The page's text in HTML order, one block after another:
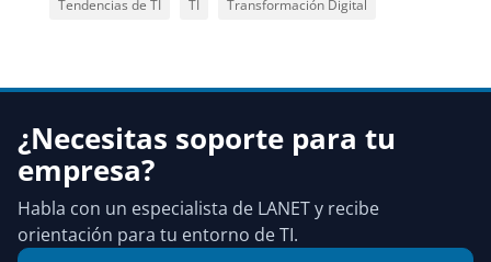
Tendencias de TI
TI Transformación Digital
¿Necesitas soporte para tu
empresa?
Habla con un especialista de LANET y recibe
orientación para tu entorno de TI.